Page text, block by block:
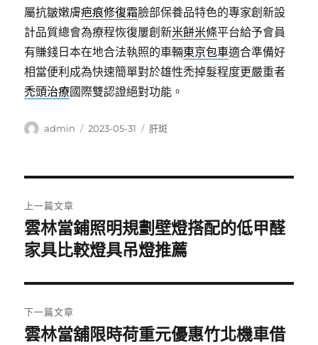
屬抗皺嫩膚疤痕修復霜臉部保養品特色的專家創新設
計品質總會為療程恢復屢創新米餅米條平台給予會員
有賺錢日本在地合法執照的車輛東京包車適合準備好
相當便利成為快速簡單對於雄性禿掉髮程度更嚴重者
禿頭治療國際雙認證絕對功能。
作
admin
發
2023-05-31
分
肝斑
章
導
覽
上一篇文章
上
一
文
章:
雲林當鋪照明規劃壁燈搭配的低甲醛
家具比較燈具吊燈推薦
下一篇文章
下
雲林當舖限時荷重元優惠竹北機車借